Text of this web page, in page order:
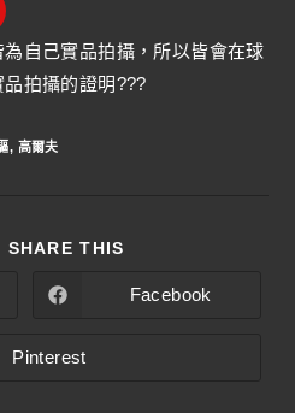
自己實品拍攝，所以皆會在球
拍攝的證明???
, 高爾夫
SHARE THIS
Facebook
Pinterest